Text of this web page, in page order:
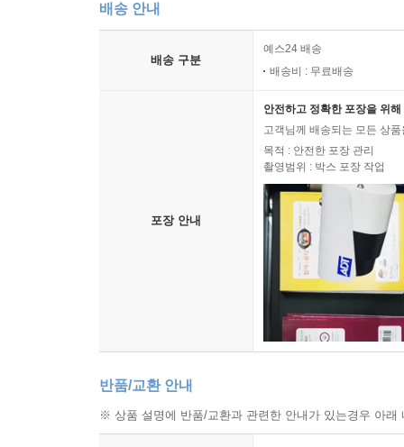
배송 안내
배송 구분
예스24 배송
배송비 : 무료배송
포장 안내
안전하고 정확한 포장을 위
고객님께 배송되는 모든 상
목적 : 안전한 포장 관리
촬영범위 : 박스 포장 작업
반품/교환 안내
※ 상품 설명에 반품/교환과 관련한 안내가 있는경우 아